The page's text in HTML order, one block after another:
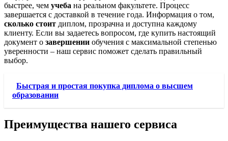
быстрее, чем учеба на реальном факультете. Процесс
завершается с доставкой в течение года. Информация о том,
сколько стоит диплом, прозрачна и доступна каждому
клиенту. Если вы задаетесь вопросом, где купить настоящий
документ о завершении обучения с максимальной степенью
уверенности – наш сервис поможет сделать правильный
выбор.
Быстрая и простая покупка диплома о высшем
образовании
Преимущества нашего сервиса